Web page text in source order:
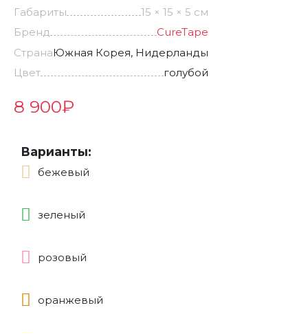
Габариты
15 × 15 × 5 см
Бренд
CureTape
СтранаЮжная Корея, Нидерланды
Цвет
голубой
8 900₽
Варианты:
бежевый
зеленый
розовый
оранжевый